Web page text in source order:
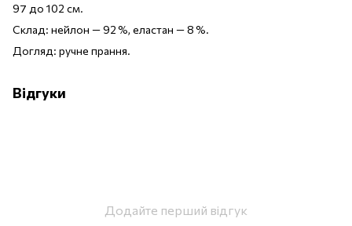
97 до 102 см.
Склад: нейлон — 92 %, еластан — 8 %.
Догляд: ручне прання.
Відгуки
Додайте перший відгук